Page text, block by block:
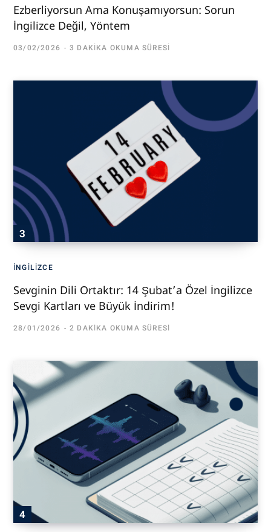
Ezberliyorsun Ama Konuşamıyorsun: Sorun
İngilizce Değil, Yöntem
03/02/2026 3 DAKIKA OKUMA SÜRESI
İNGILIZCE
Sevginin Dili Ortaktır: 14 Şubat’a Özel İngilizce
Sevgi Kartları ve Büyük İndirim!
28/01/2026 2 DAKIKA OKUMA SÜRESI